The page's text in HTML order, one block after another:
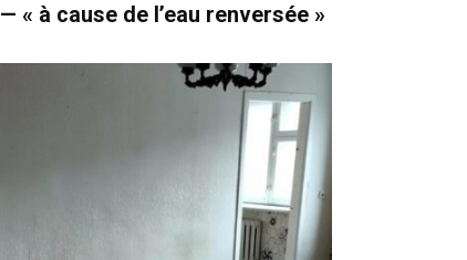
— « à cause de l’eau renversée »